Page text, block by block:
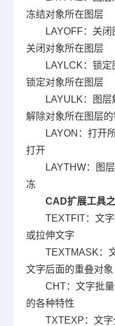
冻结对象所在图层
LAYOFF：关闭
关闭对象所在图层
LAYLCK ：锁定
锁定对象所在图层
LAYULK ：图层
解除对象所在图层的
LAYON ：打开
打开
LAYTHW：图
冻
CAD扩展工具
TEXTFIT：文
或拉伸文字
TEXTMASK ：
文字后面的重叠对象
CHT：文字批
的各种特性
TXTEXP ：文